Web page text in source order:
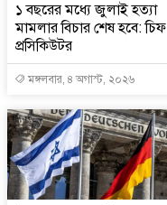
১ বছরের মধ্যে জুলাই হত্যা
মামলার বিচার শেষ হবে: চিফ
প্রসিকিউটর
মঙ্গলবার, ৪ অগাস্ট, ২০২৬